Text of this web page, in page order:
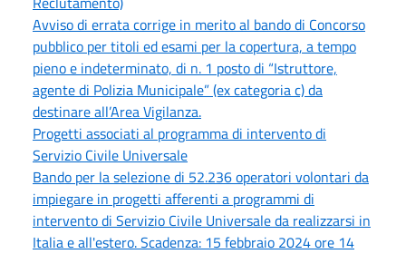
Avviso di errata corrige in merito al bando di Concorso
pubblico per titoli ed esami per la copertura, a tempo
pieno e indeterminato, di n. 1 posto di “Istruttore,
agente di Polizia Municipale” (ex categoria c) da
destinare all’Area Vigilanza.
Progetti associati al programma di intervento di
Servizio Civile Universale
Bando per la selezione di 52.236 operatori volontari da
impiegare in progetti afferenti a programmi di
intervento di Servizio Civile Universale da realizzarsi in
Italia e all'estero. Scadenza: 15 febbraio 2024 ore 14